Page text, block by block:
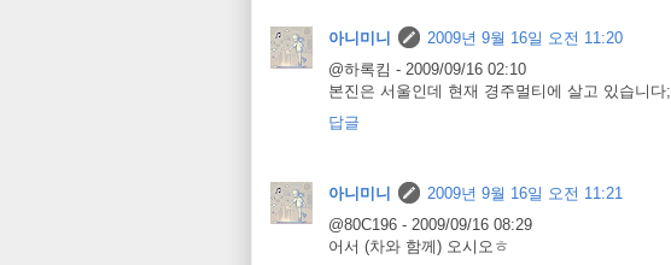
아니미니
2009년 9월 16일 오전 11:20
@하록킴 - 2009/09/16 02:10
본진은 서울인데 현재 경주멀티에 살고 있습니다;
답글
아니미니
2009년 9월 16일 오전 11:21
@80C196 - 2009/09/16 08:29
어서 (차와 함께) 오시오ㅎ